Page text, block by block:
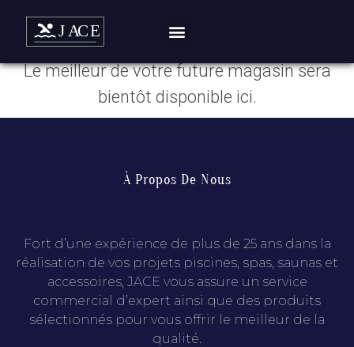
Boutique
Le meilleur de votre future magasin sera
bientôt disponible ici.
À Propos De Nous
Fort d’une expérience de plus de 25 ans dans la
réalisation de vos projets piscines, spas, saunas et
accessoires, JACE vous assure un service
commercial d’expert ainsi que des produits
sélectionnés pour vous offrir le meilleur de la
qualité.